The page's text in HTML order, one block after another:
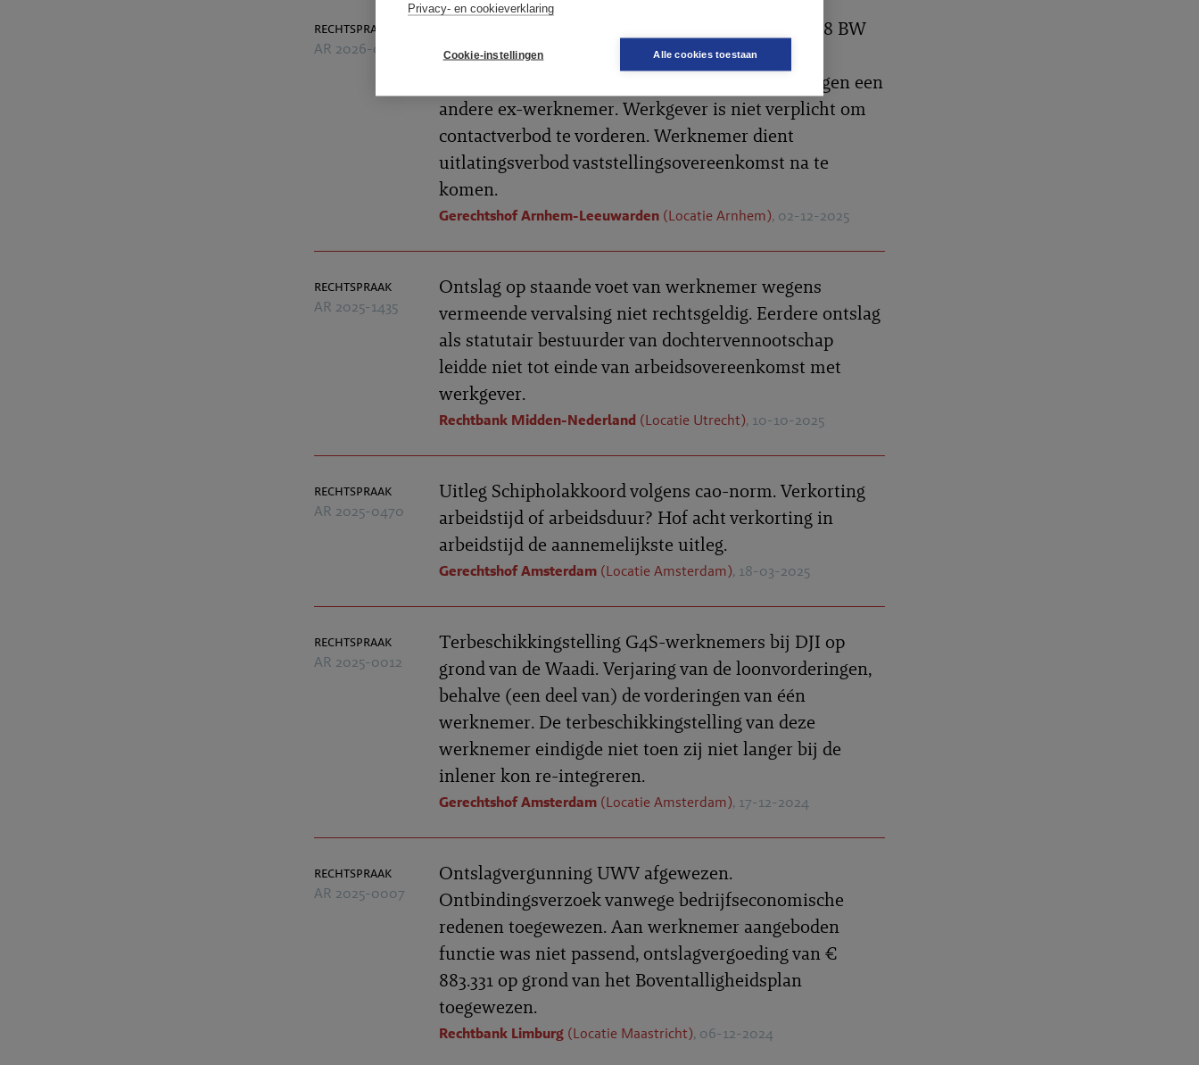
Privacy- en cookieverklaring
Cookie-instellingen Alle cookies toestaan
rechtspraak
AR 2026-0051
Voor werkgever bestaat op grond van artikel 7:658 BW
dan wel artikel 7:611 BW geen postcontractuele
zorgplicht voor gedrag van een ex-werknemer tegen een
andere ex-werknemer. Werkgever is niet verplicht om
contactverbod te vorderen. Werknemer dient
uitlatingsverbod vaststellingsovereenkomst na te
komen.
Gerechtshof Arnhem-Leeuwarden (Locatie Arnhem), 02-12-2025
rechtspraak
AR 2025-1435
Ontslag op staande voet van werknemer wegens
vermeende vervalsing niet rechtsgeldig. Eerdere ontslag
als statutair bestuurder van dochtervennootschap
leidde niet tot einde van arbeidsovereenkomst met
werkgever.
Rechtbank Midden-Nederland (Locatie Utrecht), 10-10-2025
rechtspraak
AR 2025-0470
Uitleg Schipholakkoord volgens cao-norm. Verkorting
arbeidstijd of arbeidsduur? Hof acht verkorting in
arbeidstijd de aannemelijkste uitleg.
Gerechtshof Amsterdam (Locatie Amsterdam), 18-03-2025
rechtspraak
AR 2025-0012
Terbeschikkingstelling G4S-werknemers bij DJI op
grond van de Waadi. Verjaring van de loonvorderingen,
behalve (een deel van) de vorderingen van één
werknemer. De terbeschikkingstelling van deze
werknemer eindigde niet toen zij niet langer bij de
inlener kon re-integreren.
Gerechtshof Amsterdam (Locatie Amsterdam), 17-12-2024
rechtspraak
AR 2025-0007
Ontslagvergunning UWV afgewezen.
Ontbindingsverzoek vanwege bedrijfseconomische
redenen toegewezen. Aan werknemer aangeboden
functie was niet passend, ontslagvergoeding van €
883.331 op grond van het Boventalligheidsplan
toegewezen.
Rechtbank Limburg (Locatie Maastricht), 06-12-2024